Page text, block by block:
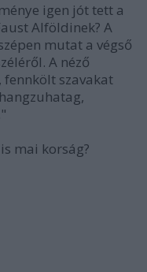
igen jót tett a
Alföldinek? A
mutat a végső
A néző
szavakat
mai korság?